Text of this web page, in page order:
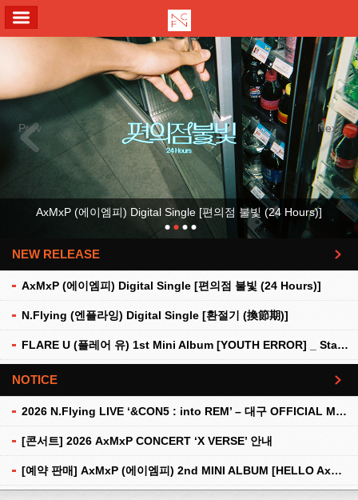
Previous Next
AxMxP (에이엠피) Digital Single [편의점 불빛 (24 Hours)]
NEW RELEASE
AxMxP (에이엠피) Digital Single [편의점 불빛 (24 Hours)]
N.Flying (엔플라잉) Digital Single [환절기 (換節期)]
FLARE U (플레어 유) 1st Mini Album [YOUTH ERROR] _ Stationery Kit Ver.
더보기
NOTICE
2026 N.Flying LIVE ‘&CON5 : into REM’ – 대구 OFFICIAL MD 현장 판매 안내
[콘서트] 2026 AxMxP CONCERT ‘X VERSE’ 안내
[예약 판매] AxMxP (에이엠피) 2nd MINI ALBUM [HELLO AxMxP] 예약 판매 안내
더보기